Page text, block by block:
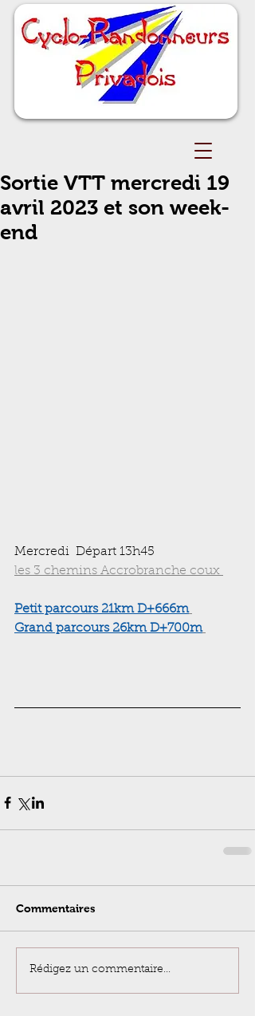
Sortie VTT mercredi 19
avril 2023 et son week-
end
Mercredi  Départ 13h45
les 3 chemins Accrobranche coux
Petit parcours 21km D+666m
Grand parcours 26km D+700m
Commentaires
Rédigez un commentaire...